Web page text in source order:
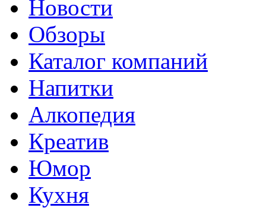
Новости
Обзоры
Каталог компаний
Напитки
Алкопедия
Креатив
Юмор
Кухня